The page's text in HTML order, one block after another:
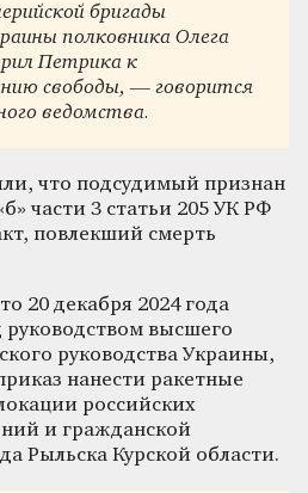
бригады
полковника Олега
Петрика к
свободы, — говорится
ведомства.
что подсудимый признан
части 3 статьи 205 УК РФ
повлекший смерть
20 декабря 2024 года
руководством высшего
руководства Украины,
нанести ракетные
российских
и гражданской
Рыльска Курской области.